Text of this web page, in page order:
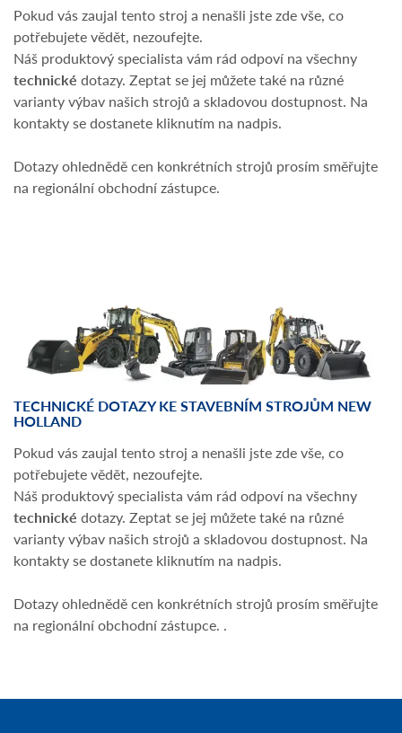
Pokud vás zaujal tento stroj a nenašli jste zde vše, co
potřebujete vědět, nezoufejte.
Náš produktový specialista vám rád odpoví na všechny
technické dotazy. Zeptat se jej můžete také na různé
varianty výbav našich strojů a skladovou dostupnost. Na
kontakty se dostanete kliknutím na nadpis.
Dotazy ohlednědě cen konkrétních strojů prosím směřujte
na regionální obchodní zástupce.
TECHNICKÉ DOTAZY KE STAVEBNÍM STROJŮM NEW
HOLLAND
Pokud vás zaujal tento stroj a nenašli jste zde vše, co
potřebujete vědět, nezoufejte.
Náš produktový specialista vám rád odpoví na všechny
technické dotazy. Zeptat se jej můžete také na různé
varianty výbav našich strojů a skladovou dostupnost. Na
kontakty se dostanete kliknutím na nadpis.
Dotazy ohlednědě cen konkrétních strojů prosím směřujte
na regionální obchodní zástupce. .